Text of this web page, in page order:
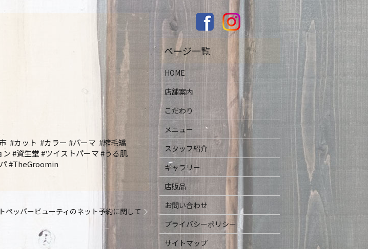
#カット #カラー #パーマ #縮毛矯
#資生堂 #ツイストパーマ #うる肌
#TheGroomin
ペッパービューティのネット予約に関して
HOME
店舗案内
こだわり
メニュー
スタッフ紹介
ギャラリー
店販品
お問い合わせ
プライバシーポリシー
サイトマップ